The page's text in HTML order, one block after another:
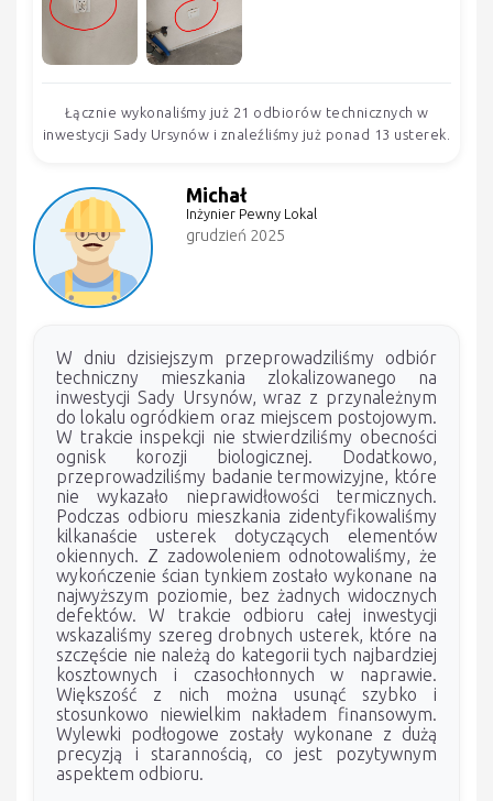
Łącznie wykonaliśmy już 21 odbiorów technicznych w
inwestycji Sady Ursynów i znaleźliśmy już ponad 13 usterek.
Michał
Inżynier Pewny Lokal
grudzień 2025
W dniu dzisiejszym przeprowadziliśmy odbiór
techniczny mieszkania zlokalizowanego na
inwestycji Sady Ursynów, wraz z przynależnym
do lokalu ogródkiem oraz miejscem postojowym.
W trakcie inspekcji nie stwierdziliśmy obecności
ognisk korozji biologicznej. Dodatkowo,
przeprowadziliśmy badanie termowizyjne, które
nie wykazało nieprawidłowości termicznych.
Podczas odbioru mieszkania zidentyfikowaliśmy
kilkanaście usterek dotyczących elementów
okiennych. Z zadowoleniem odnotowaliśmy, że
wykończenie ścian tynkiem zostało wykonane na
najwyższym poziomie, bez żadnych widocznych
defektów. W trakcie odbioru całej inwestycji
wskazaliśmy szereg drobnych usterek, które na
szczęście nie należą do kategorii tych najbardziej
kosztownych i czasochłonnych w naprawie.
Większość z nich można usunąć szybko i
stosunkowo niewielkim nakładem finansowym.
Wylewki podłogowe zostały wykonane z dużą
precyzją i starannością, co jest pozytywnym
aspektem odbioru.